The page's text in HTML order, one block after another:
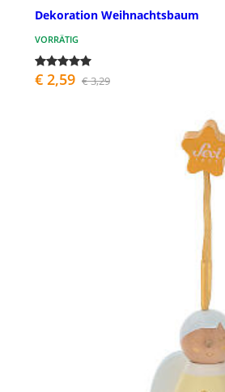
Dekoration Weihnachtsbaum
VORRÄTIG
€ 2,59 € 3,29